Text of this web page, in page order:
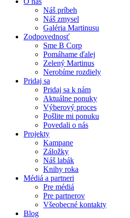
Náš príbeh
Náš zmysel
Galéria Martinusu
Zodpovednosť
Sme B Corp
Pomáhame ďalej
Zelený Martinus
Nerobíme rozdiely
Pridaj sa
Pridaj sa k nám
Aktuálne ponuky
Výberový proces
Pošlite mi ponuku
Povedali o nás
Projekty
Kampane
Záložky
Náš labák
Knihy roka
Médiá a partneri
Pre médiá
Pre partnerov
Všeobecné kontakty
Blog